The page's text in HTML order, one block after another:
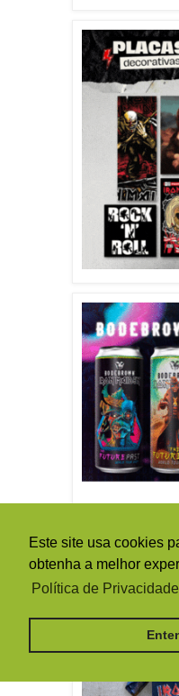
Este site usa cookies
obtenha a melhor
Política de Privacidade